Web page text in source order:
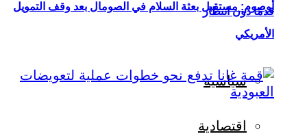
قدمًا دون انتظار
سياسية
اقتصادية
أوصوم: مستقبل بعثة السلام في الصومال بعد وقف التمويل
الأمريكي